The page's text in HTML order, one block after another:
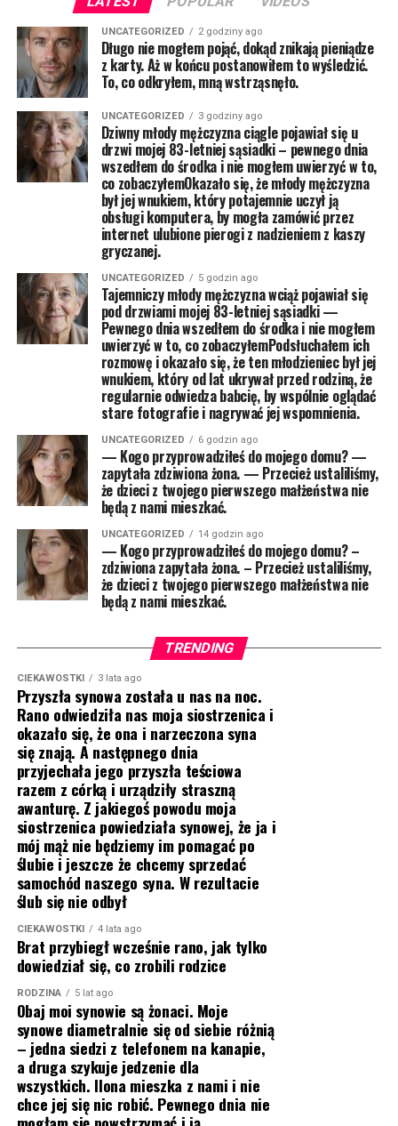
UNCATEGORIZED 2 godziny ago
Długo nie mogłem pojąć, dokąd znikają pieniądze
z karty. Aż w końcu postanowiłem to wyśledzić.
To, co odkryłem, mną wstrząsnęło.
UNCATEGORIZED 3 godziny ago
Dziwny młody mężczyzna ciągle pojawiał się u
drzwi mojej 83-letniej sąsiadki – pewnego dnia
wszedłem do środka i nie mogłem uwierzyć w to,
co zobaczyłemOkazało się, że młody mężczyzna
był jej wnukiem, który potajemnie uczył ją
obsługi komputera, by mogła zamówić przez
internet ulubione pierogi z nadzieniem z kaszy
gryczanej.
UNCATEGORIZED 5 godzin ago
Tajemniczy młody mężczyzna wciąż pojawiał się
pod drzwiami mojej 83-letniej sąsiadki —
Pewnego dnia wszedłem do środka i nie mogłem
uwierzyć w to, co zobaczyłemPodsłuchałem ich
rozmowę i okazało się, że ten młodzieniec był jej
wnukiem, który od lat ukrywał przed rodziną, że
regularnie odwiedza babcię, by wspólnie oglądać
stare fotografie i nagrywać jej wspomnienia.
UNCATEGORIZED 6 godzin ago
— Kogo przyprowadziłeś do mojego domu? —
zapytała zdziwiona żona. — Przecież ustaliliśmy,
że dzieci z twojego pierwszego małżeństwa nie
będą z nami mieszkać.
UNCATEGORIZED 14 godzin ago
— Kogo przyprowadziłeś do mojego domu? –
zdziwiona zapytała żona. – Przecież ustaliliśmy,
że dzieci z twojego pierwszego małżeństwa nie
będą z nami mieszkać.
TRENDING
CIEKAWOSTKI 3 lata ago
Przyszła synowa została u nas na noc.
Rano odwiedziła nas moja siostrzenica i
okazało się, że ona i narzeczona syna
się znają. A następnego dnia
przyjechała jego przyszła teściowa
razem z córką i urządziły straszną
awanturę. Z jakiegoś powodu moja
siostrzenica powiedziała synowej, że ja i
mój mąż nie będziemy im pomagać po
ślubie i jeszcze że chcemy sprzedać
samochód naszego syna. W rezultacie
ślub się nie odbył
CIEKAWOSTKI 4 lata ago
Brat przybiegł wcześnie rano, jak tylko
dowiedział się, co zrobili rodzice
RODZINA 5 lat ago
Obaj moi synowie są żonaci. Moje
synowe diametralnie się od siebie różnią
– jedna siedzi z telefonem na kanapie,
a druga szykuje jedzenie dla
wszystkich. Ilona mieszka z nami i nie
chce jej się nic robić. Pewnego dnia nie